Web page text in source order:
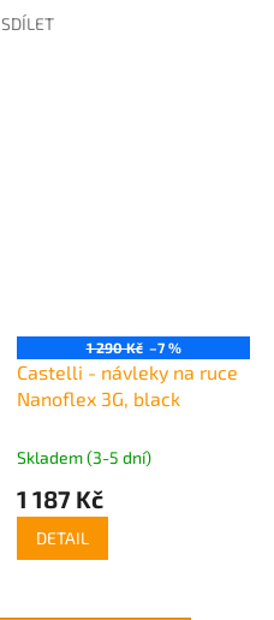
SDÍLET
1 290 Kč –7 %
Castelli - návleky na ruce
Nanoflex 3G, black
Skladem (3-5 dní)
1 187 Kč
DETAIL